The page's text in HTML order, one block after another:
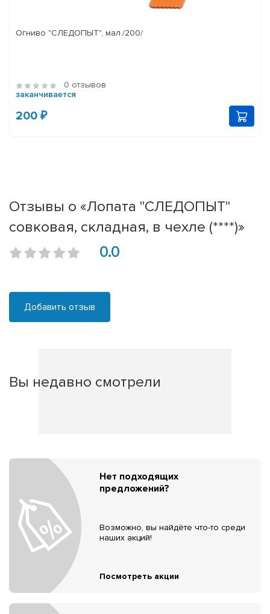
Огниво "СЛЕДОПЫТ", мал./200/
0 отзывов
заканчивается
200 ₽
Отзывы о «Лопата "СЛЕДОПЫТ"
совковая, складная, в чехле (****)»
0.0
Добавить отзыв
Вы недавно смотрели
Нет подходящих
предложений?
Возможно, вы найдёте что-то среди
наших акций!
Посмотреть акции